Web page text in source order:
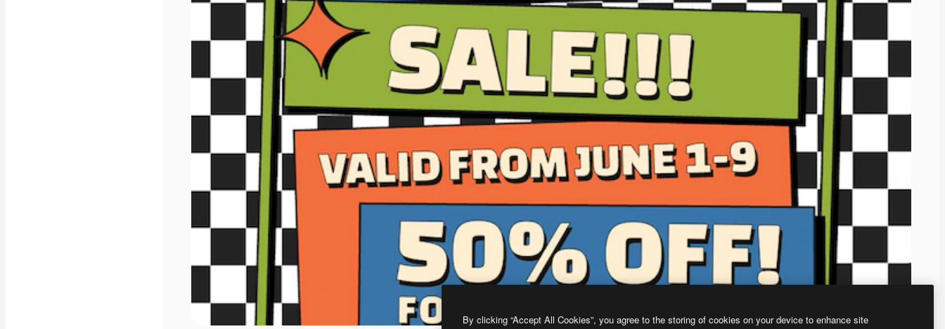
By clicking “Accept All Cookies”, you agree to the storing of cookies on your device to enhance site